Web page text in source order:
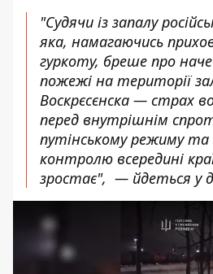
"Судячи із запалу
яка, намагаючись
гуркоту, бреше про
пожежі на території
Воскрєсєнска ― страх
перед внутрішнім
путінському режиму
контролю всередині
зростає", ― йдеться у